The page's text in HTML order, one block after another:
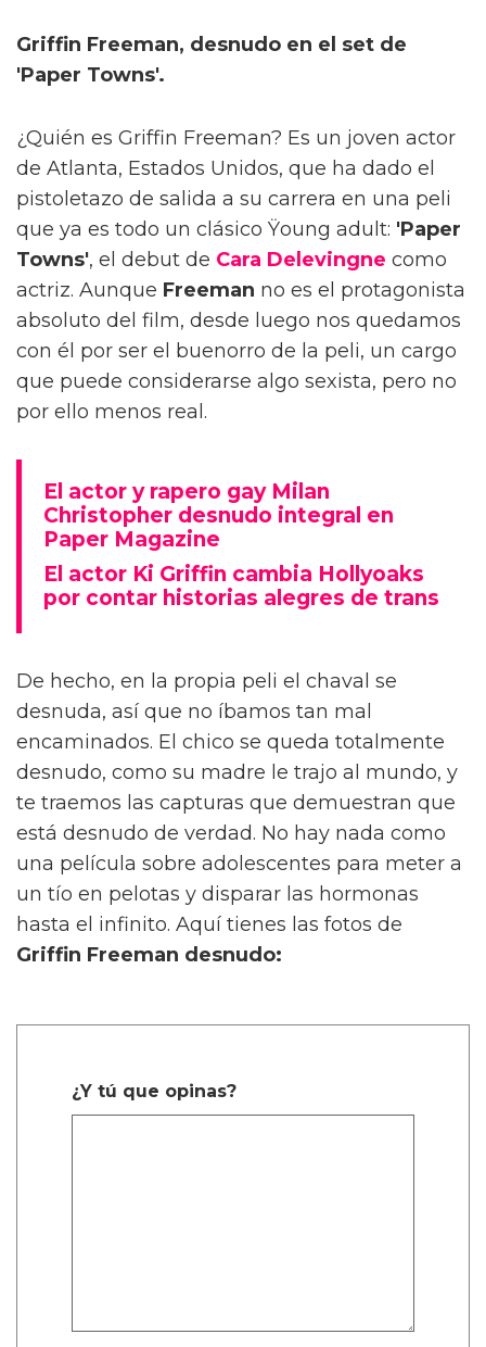
Griffin Freeman, desnudo en el set de
'Paper Towns'.
¿Quién es Griffin Freeman? Es un joven actor
de Atlanta, Estados Unidos, que ha dado el
pistoletazo de salida a su carrera en una peli
que ya es todo un clásico Ÿoung adult: 'Paper
Towns', el debut de Cara Delevingne como
actriz. Aunque Freeman no es el protagonista
absoluto del film, desde luego nos quedamos
con él por ser el buenorro de la peli, un cargo
que puede considerarse algo sexista, pero no
por ello menos real.
El actor y rapero gay Milan
Christopher desnudo integral en
Paper Magazine
El actor Ki Griffin cambia Hollyoaks
por contar historias alegres de trans
De hecho, en la propia peli el chaval se
desnuda, así que no íbamos tan mal
encaminados. El chico se queda totalmente
desnudo, como su madre le trajo al mundo, y
te traemos las capturas que demuestran que
está desnudo de verdad. No hay nada como
una película sobre adolescentes para meter a
un tío en pelotas y disparar las hormonas
hasta el infinito. Aquí tienes las fotos de
Griffin Freeman desnudo:
¿Y tú que opinas?